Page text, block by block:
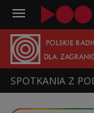
SPOTKANIA Z